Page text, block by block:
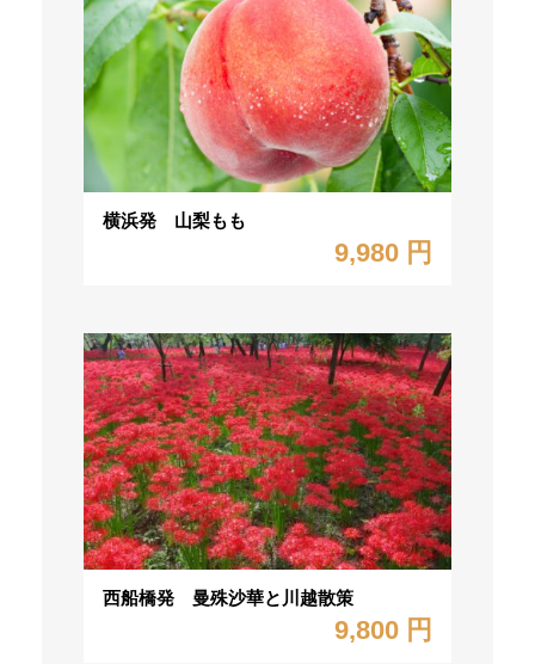
横浜発 山梨もも
9,980 円
西船橋発 曼殊沙華と川越散策
9,800 円